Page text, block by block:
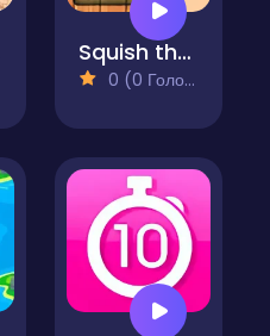
Squish these Ants
0 (0 Голосів)